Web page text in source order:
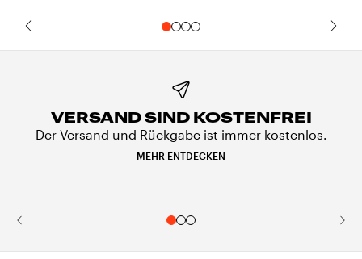
VERSAND SIND KOSTENFREI
Der Versand und Rückgabe ist immer kostenlos.
MEHR ENTDECKEN